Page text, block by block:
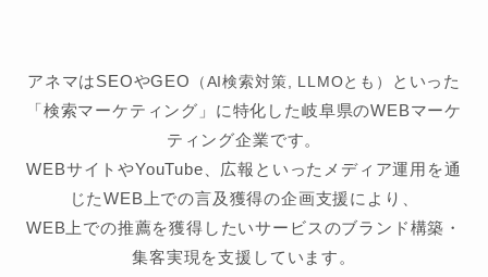
アネマはSEOやGEO （AI検索対策, LLMOとも）
といった
「検索マーケティング」に特化した岐阜県のWEBマーケ
ティング企業です。
WEBサイトやYouTube、広報といったメディア運用を通
じたWEB上での言及獲得の企画支援により、
WEB上での推薦を獲得したいサービスのブランド構築・
集客実現を支援しています。